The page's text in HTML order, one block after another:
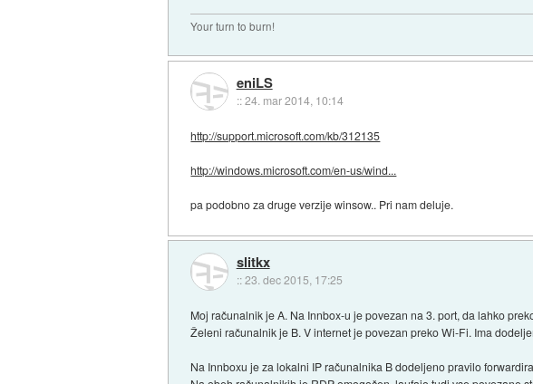
Your turn to burn!
eniLS
::24. mar 2014, 10:14
http://support.microsoft.com/kb/312135
http://windows.microsoft.com/en-us/wind...
pa podobno za druge verzije winsow.. Pri nam deluje.
slitkx
::23. dec 2015, 17:25
Moj računalnik je A. Na Innbox-u je povezan na 3. port, da lahko
Želeni računalnik je B. V internet je povezan preko Wi-Fi. Ima
Na Innboxu je za lokalni IP računalnika B dodeljeno pravilo